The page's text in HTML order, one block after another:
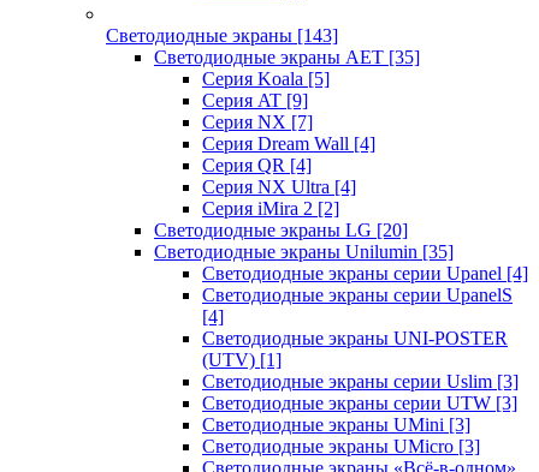
Светодиодные экраны [143]
Светодиодные экраны AET [35]
Cерия Koala [5]
Серия AT [9]
Серия NX [7]
Серия Dream Wall [4]
Серия QR [4]
Серия NX Ultra [4]
Серия iMira 2 [2]
Светодиодные экраны LG [20]
Светодиодные экраны Unilumin [35]
Светодиодные экраны серии Upanel [4]
Светодиодные экраны серии UpanelS
[4]
Светодиодные экраны UNI-POSTER
(UTV) [1]
Светодиодные экраны серии Uslim [3]
Светодиодные экраны серии UTW [3]
Светодиодные экраны UMini [3]
Светодиодные экраны UMicro [3]
Светодиодные экраны «Всё-в-одном»